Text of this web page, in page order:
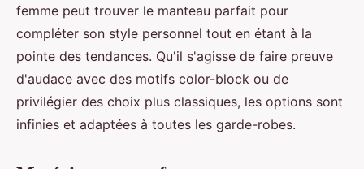
femme peut trouver le manteau parfait pour
compléter son style personnel tout en étant à la
pointe des tendances. Qu'il s'agisse de faire preuve
d'audace avec des motifs color-block ou de
privilégier des choix plus classiques, les options sont
infinies et adaptées à toutes les garde-robes.